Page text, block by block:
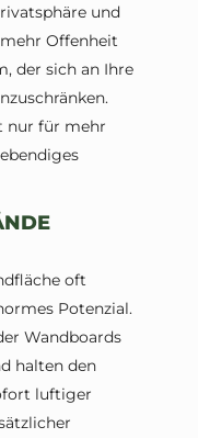
und
Offenheit
der sich an Ihre
nur für mehr
oft
Potenzial.
Wandboards
halten den
luftiger